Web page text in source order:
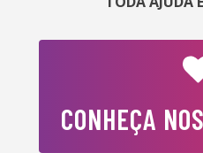
CONHEÇA